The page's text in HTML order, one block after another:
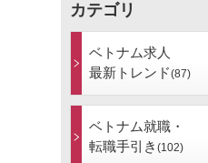
カテゴリ
ベトナム求人
最新トレンド(87)
ベトナム就職・
転職手引き (102)